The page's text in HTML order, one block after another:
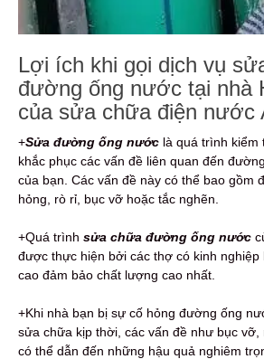
Lợi ích khi gọi dịch vụ
đường ống nước tại nhà
của sửa chữa điện nước
+Sửa đường ống nước là quá trình kiểm
khắc phục các vấn đề liên quan đến
của bạn. Các vấn đề này có thể bao gồm
hỏng, rò rỉ, bục vỡ hoặc tắc nghẽn.
+Quá trình sửa chữa đường ống nước
được thực hiện bởi các thợ có kinh nghiệp
cao đảm bảo chất lượng cao nhất.
+Khi nhà bạn bị sự cố hỏng đường ống
sửa chữa kịp thời, các vấn đề như bục vỡ,
có thể dẫn đến những hậu quả nghiêm